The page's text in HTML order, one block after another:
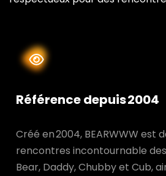
Référence depuis 2004
Créé en 2004, BEARWWW est
rencontres incontournable
Bear, Daddy, Chubby et Cub,